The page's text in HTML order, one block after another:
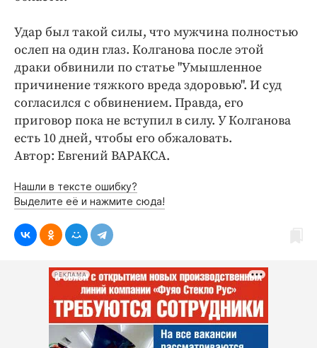
ПРОЕКТЫ
Блоги
Издания
Медиаперсона
Интересное чтиво
Клиника года
Бренд года
Удар был такой силы, что мужчина полностью
ослеп на один глаз. Колганова после этой
драки обвинили по статье "Умышленное
причинение тяжкого вреда здоровью". И суд
согласился с обвинением. Правда, его
приговор пока не вступил в силу. У Колганова
есть 10 дней, чтобы его обжаловать.
Автор: Евгений ВАРАКСА.
Нашли в тексте ошибку?
Выделите её и нажмите сюда!
РЕКЛАМА